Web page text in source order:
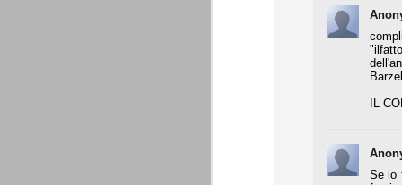
IL
Se io
Grazie, Juve. Stagione
Siamo orgogliosi di voi. Grazie.
che a metà luglio veniva dato
- Supercoppa italiana: 2° posto (persa